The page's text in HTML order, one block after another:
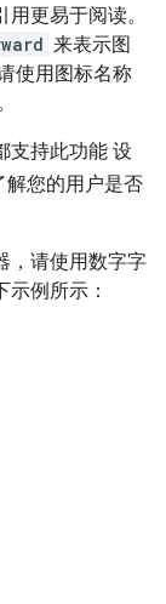
更易于阅读。
来表示图
使用图标名称
支持此功能 设
解您的用户是否
，请使用数字字
例所示：